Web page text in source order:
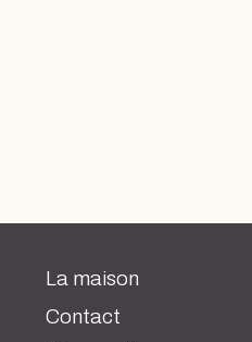
La maison
Contact